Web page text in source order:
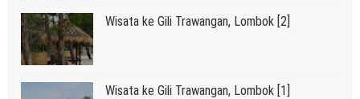
Wisata ke Gili Trawangan, Lombok [2]
Wisata ke Gili Trawangan, Lombok [1]